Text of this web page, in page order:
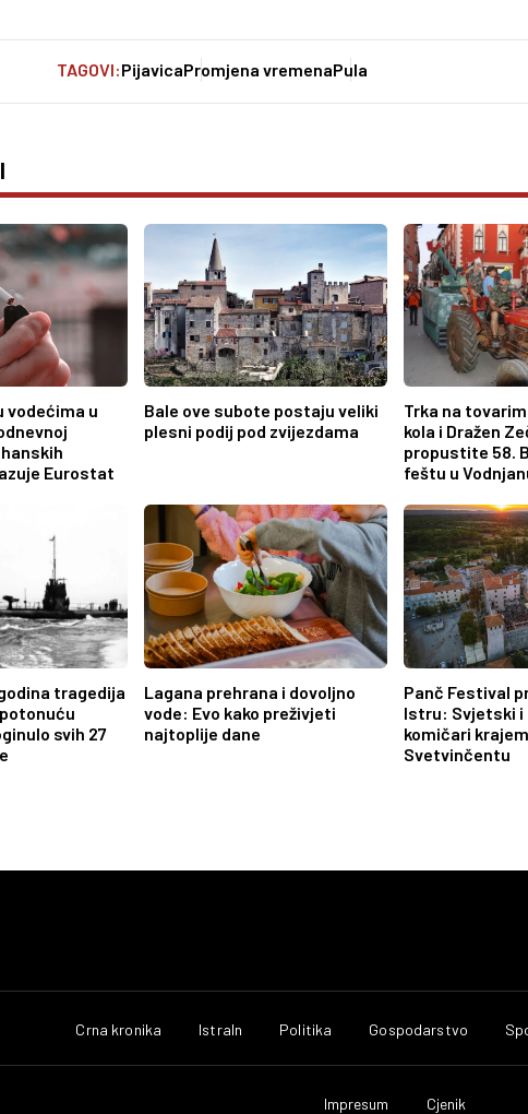
TAGOVI:PijavicaPromjena vremenaPula
vodećima u
Eurostat
Bale ove subote postaju veliki
plesni podij pod zvijezdama
Trka na
kola i Dražen
propustite 58.
feštu u
tragedija
svih 27
Lagana prehrana i dovoljno
vode: Evo kako preživjeti
najtoplije dane
Panč Festival
Istru: Svjetski i
komičari
Svetvinčentu
Crna kronika IstraIn Politika Gospodarstvo
Impresum Cjenik